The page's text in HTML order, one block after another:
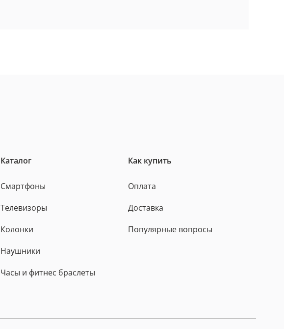
Каталог
Смартфоны
Телевизоры
Колонки
Наушники
Часы и фитнес браслеты
Как купить
Оплата
Доставка
Популярные вопросы